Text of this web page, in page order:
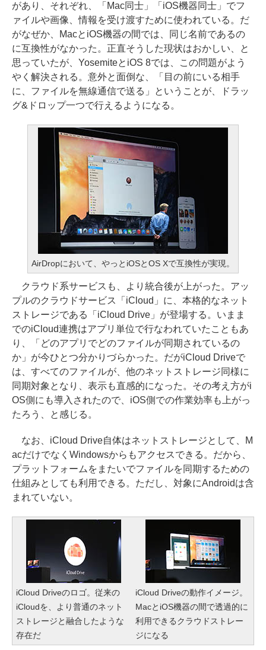
があり、それぞれ、「Mac同士」「iOS機器同士」でフ
ァイルや画像、情報を受け渡すために使われている。だ
がなぜか、MacとiOS機器の間では、同じ名前であるの
に互換性がなかった。正直そうした現状はおかしい、と
思っていたが、YosemiteとiOS 8では、この問題がよう
やく解決される。意外と面倒な、「目の前にいる相手
に、ファイルを無線通信で送る」ということが、ドラッ
グ&ドロップ一つで行えるようになる。
AirDropにおいて、やっとiOSとOS Xで互換性が実現。
クラウド系サービスも、より統合後が上がった。アッ
プルのクラウドサービス「iCloud」に、本格的なネット
ストレージである「iCloud Drive」が登場する。いまま
でのiCloud連携はアプリ単位で行なわれていたこともあ
り、「どのアプリでどのファイルが同期されているの
か」が今ひとつ分かりづらかった。だがiCloud Driveで
は、すべてのファイルが、他のネットストレージ同様に
同期対象となり、表示も直感的になった。その考え方がi
OS側にも導入されたので、iOS側での作業効率も上がっ
たろう、と感じる。
なお、iCloud Drive自体はネットストレージとして、M
acだけでなくWindowsからもアクセスできる。だから、
プラットフォームをまたいでファイルを同期するための
仕組みとしても利用できる。ただし、対象にAndroidは含
まれていない。
iCloud Driveのロゴ。従来の
iCloudを、より普通のネット
ストレージと融合したような
存在だ
iCloud Driveの動作イメージ。
MacとiOS機器の間で透過的に
利用できるクラウドストレー
ジになる